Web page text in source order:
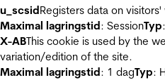
u_scsidRegisters data on
Maximal lagringstid: SessionTyp
X-ABThis cookie is used by the
variation/edition of the site.
Maximal lagringstid: 1 dagTyp: